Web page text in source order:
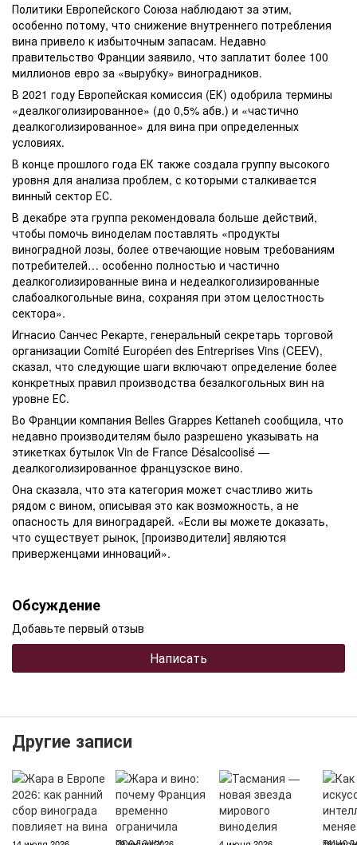
Политики Европейского Союза наблюдают за этим,
особенно потому, что снижение внутреннего потребления
вина привело к избыточным запасам. Недавно
правительство Франции заявило, что заплатит более 100
миллионов евро за «вырубку» виноградников.
В 2021 году Европейская комиссия (ЕК) одобрила термины
«деалкоголизированное» (до 0,5% абв.) и «частично
деалкоголизированное» для вина при определенных
условиях.
В конце прошлого года ЕК также создала группу высокого
уровня для анализа проблем, с которыми сталкивается
винный сектор ЕС.
В декабре эта группа рекомендовала больше действий,
чтобы помочь виноделам поставлять «продукты
виноградной лозы, более отвечающие новым требованиям
потребителей… особенно полностью и частично
деалкоголизированные вина и недеалкоголизированные
слабоалкогольные вина, сохраняя при этом целостность
сектора».
Игнасио Санчес Рекарте, генеральный секретарь торговой
организации Comité Européen des Entreprises Vins (CEEV),
сказал, что следующие шаги включают определение более
конкретных правил производства безалкогольных вин на
уровне ЕС.
Во Франции компания Belles Grappes Kettaneh сообщила, что
недавно производителям было разрешено указывать на
этикетках бутылок Vin de France Désalcoolisé —
деалкоголизированное французское вино.
Она сказала, что эта категория может счастливо жить
рядом с вином, описывая это как возможность, а не
опасность для виноградарей. «Если вы можете доказать,
что существует рынок, [производители] являются
приверженцами инноваций».
Обсуждение
Добавьте первый отзыв
Написать
Другие записи